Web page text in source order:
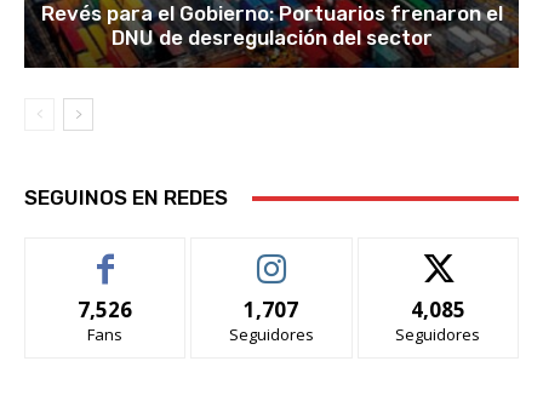
Revés para el Gobierno: Portuarios frenaron el
DNU de desregulación del sector
SEGUINOS EN REDES
7,526
Fans
1,707
Seguidores
4,085
Seguidores